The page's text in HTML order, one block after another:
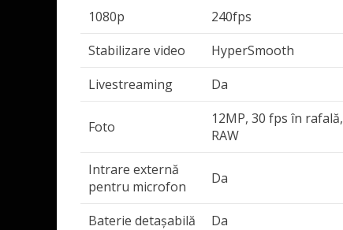
1080p
240fps
Stabilizare video
HyperSmooth
Livestreaming
Da
Foto
12MP, 30 fps în rafală,
RAW
Intrare externă
pentru microfon
Da
Baterie detașabilă Da